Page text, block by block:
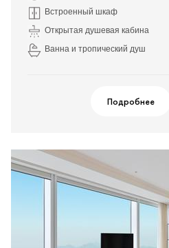
Встроенный шкаф
Открытая душевая кабина
Ванна и тропический душ
Подробнее